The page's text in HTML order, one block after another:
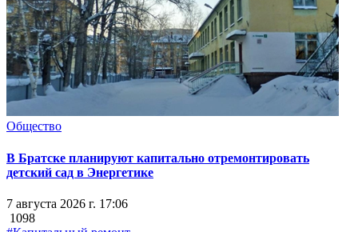
Общество
В Братске планируют капитально отремонтировать
детский сад в Энергетике
7 августа 2026 г. 17:06
1098